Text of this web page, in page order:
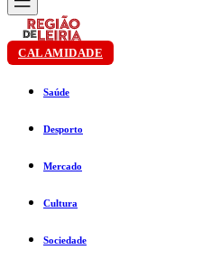
CALAMIDADE
Saúde
Desporto
Mercado
Cultura
Sociedade